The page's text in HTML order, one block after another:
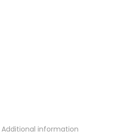
Additional information